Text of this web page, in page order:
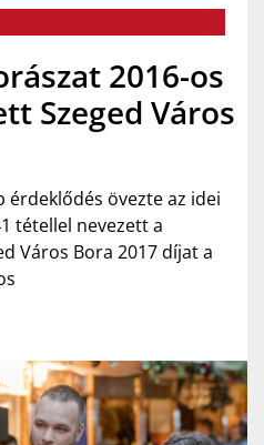
2016-os
Szeged Város
övezte az idei
tétellel nevezett a
Város Bora 2017 díjat a